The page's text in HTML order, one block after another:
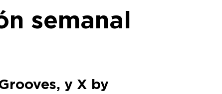
semanal
y X by